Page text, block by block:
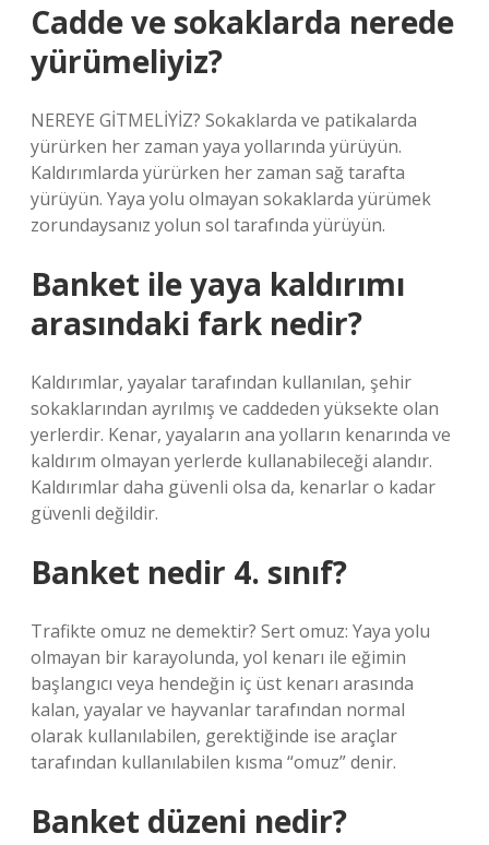
Cadde ve sokaklarda nerede
yürümeliyiz?
NEREYE GİTMELİYİZ? Sokaklarda ve patikalarda
yürürken her zaman yaya yollarında yürüyün.
Kaldırımlarda yürürken her zaman sağ tarafta
yürüyün. Yaya yolu olmayan sokaklarda yürümek
zorundaysanız yolun sol tarafında yürüyün.
Banket ile yaya kaldırımı
arasındaki fark nedir?
Kaldırımlar, yayalar tarafından kullanılan, şehir
sokaklarından ayrılmış ve caddeden yüksekte olan
yerlerdir. Kenar, yayaların ana yolların kenarında ve
kaldırım olmayan yerlerde kullanabileceği alandır.
Kaldırımlar daha güvenli olsa da, kenarlar o kadar
güvenli değildir.
Banket nedir 4. sınıf?
Trafikte omuz ne demektir? Sert omuz: Yaya yolu
olmayan bir karayolunda, yol kenarı ile eğimin
başlangıcı veya hendeğin iç üst kenarı arasında
kalan, yayalar ve hayvanlar tarafından normal
olarak kullanılabilen, gerektiğinde ise araçlar
tarafından kullanılabilen kısma “omuz” denir.
Banket düzeni nedir?